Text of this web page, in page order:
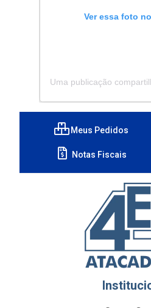
Ver essa foto
Meus Pedidos
Notas Fiscais